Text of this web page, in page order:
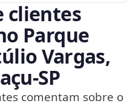
clientes
Parque
Vargas,
comentam sobre o